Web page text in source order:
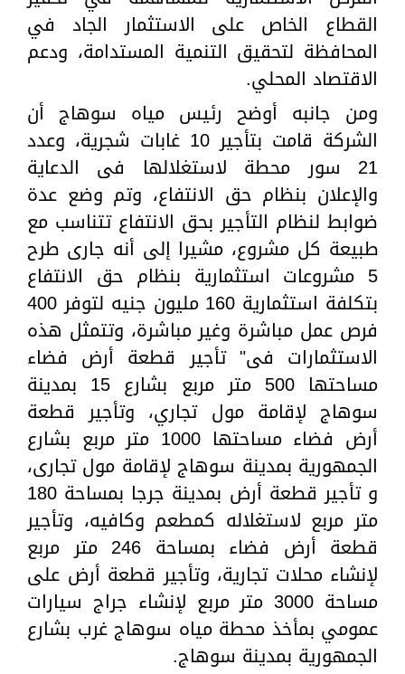
القطاع الخاص على الاستثمار الجاد في
المحافظة لتحقيق التنمية المستدامة، ودعم
الاقتصاد المحلي.
ومن جانبه أوضح رئيس مياه سوهاج أن
الشركة قامت بتأجير 10 غابات شجرية، وعدد
21 سور محطة لاستغلالها فى الدعاية
والإعلان بنظام حق الانتفاع، وتم وضع عدة
ضوابط لنظام التأجير بحق الانتفاع تتناسب مع
طبيعة كل مشروع، مشيرا إلى أنه جارى طرح
5 مشروعات استثمارية بنظام حق الانتفاع
بتكلفة استثمارية 160 مليون جنيه لتوفر 400
فرص عمل مباشرة وغير مباشرة، وتتمثل هذه
الاستثمارات فى" تأجير قطعة أرض فضاء
مساحتها 500 متر مربع بشارع 15 بمدينة
سوهاج لإقامة مول تجاري، وتأجير قطعة
أرض فضاء مساحتها 1000 متر مربع بشارع
الجمهورية بمدينة سوهاج لإقامة مول تجارى،
و تأجير قطعة أرض بمدينة جرجا بمساحة 180
متر مربع لاستغلاله كمطعم وكافيه، وتأجير
قطعة أرض فضاء بمساحة 246 متر مربع
لإنشاء محلات تجارية، وتأجير قطعة أرض على
مساحة 3000 متر مربع لإنشاء جراج سيارات
عمومي بمأخذ محطة مياه سوهاج غرب بشارع
الجمهورية بمدينة سوهاج.